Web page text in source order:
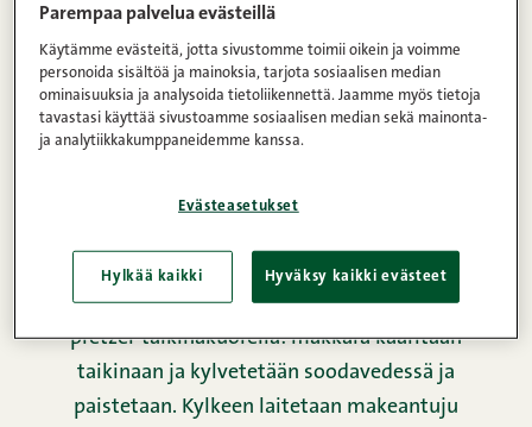
Ainekset
Ohje
Ravintosisältö
Klassiset nakkipiilot koukuttavan suolaisella
pretzel-taikinakuorella: makkara kääritään
taikinaan ja kylvetetään soodavedessä ja
paistetaan. Kylkeen laitetaan makeantuju
Parempaa palvelua evästeillä
Käytämme evästeitä, jotta sivustomme toimii oikein ja voimme
personoida sisältöä ja mainoksia, tarjota sosiaalisen median
ominaisuuksia ja analysoida tietoliikennettä. Jaamme myös tietoja
tavastasi käyttää sivustoamme sosiaalisen median sekä mainonta-
ja analytiikkakumppaneidemme kanssa.
Evästeasetukset
Hylkää kaikki Hyväksy kaikki evästeet